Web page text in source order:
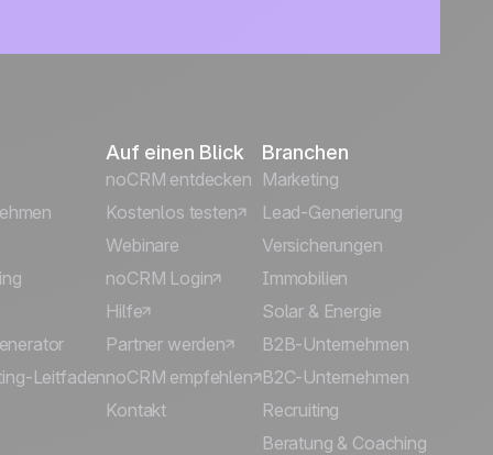
Leitfaden
Auf einen Blick
noCRM entdecken
Kostenlos testen
Webinare
noCRM Login
Hilfe
Partner werden
noCRM empfehlen
Kontakt
Branchen
Marketing
Lead-Generierung
Versicherungen
Immobilien
Solar & Energie
B2B-Unternehmen
B2C-Unternehmen
Recruiting
Beratung & Coaching